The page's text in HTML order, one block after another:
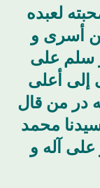
لعبده
أسرى و
سلم على
إلى أعلى
در من قال
محمد
آله و